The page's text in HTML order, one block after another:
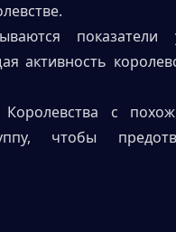
показатели
активность
с
чтобы